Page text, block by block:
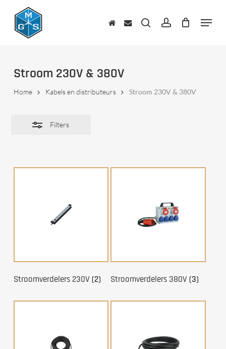
content
zoekenaccount Menu
Stroom 230V & 380V
Home Kabels en distributeurs Stroom 230V & 380V
Filters
Close
Filters
Stroomverdelers 230V (2) Stroomverdelers 380V(3)